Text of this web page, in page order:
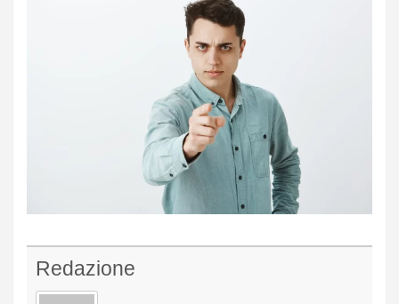
Redazione